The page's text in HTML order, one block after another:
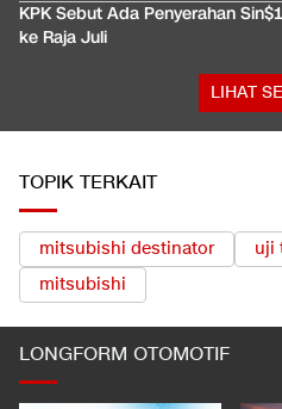
KPK Sebut Ada Penyerahan
ke Raja Juli
LIHAT
TOPIK TERKAIT
mitsubishi destinator uji
mitsubishi
LONGFORM OTOMOTIF